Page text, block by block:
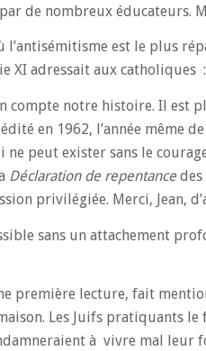
de nombreux éducateurs.
l’antisémitisme est le plus
XI adressait aux
compte notre histoire. Il est
en 1962, l’année même
peut exister sans le
Déclaration de repentance des
privilégiée. Merci, Jean,
sans un attachement
première lecture, fait
Les Juifs pratiquants
à vivre mal leur